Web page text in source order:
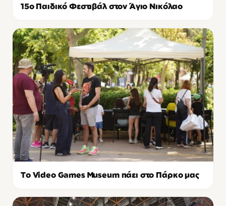
15o Παιδικό Φεστιβάλ στον Άγιο Νικόλαο
Το Video Games Museum πάει στο Πάρκο μας